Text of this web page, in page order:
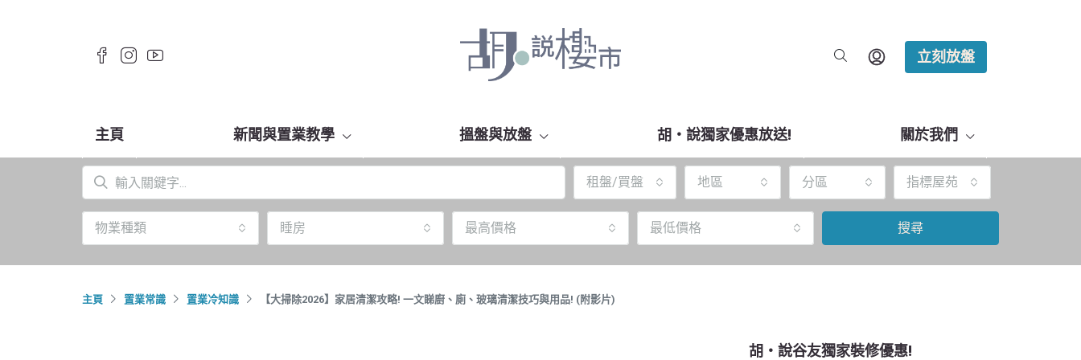
立刻放盤
主頁 新聞與置業教學 搵盤與放盤 胡‧說獨家優惠放送! 關於我們
租盤/買盤 地區 分區 指標屋苑
物業種類 睡房 最高價格 最低價格 搜尋
主頁 置業常識 置業冷知識 【大掃除2026】家居清潔攻略! 一文睇廚、廁、玻璃清潔技巧與用品! (附影片)
胡‧說谷友獨家裝修優惠!